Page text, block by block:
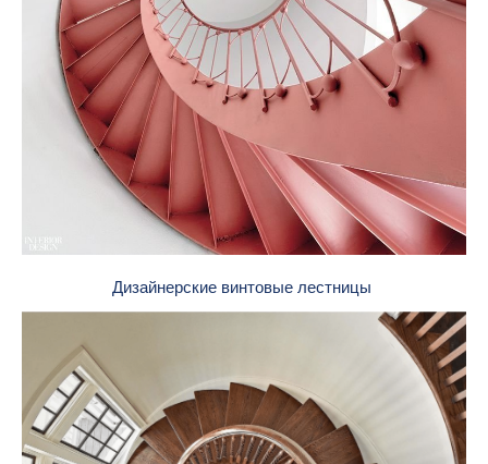
Дизайнерские винтовые лестницы